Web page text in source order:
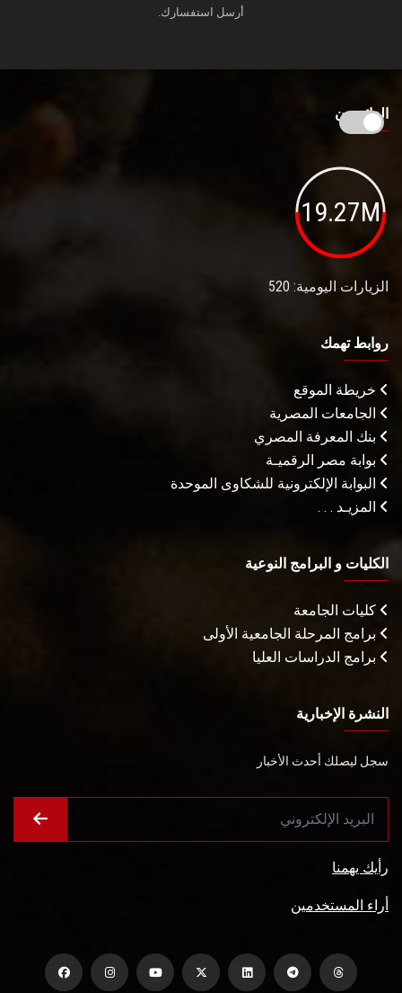
أرسل استفسارك.
الزائـرون
19.27M
الزيارات اليومية: 520
روابط تهمك
خريطة الموقع
الجامعات المصرية
بنك المعرفة المصري
بوابة مصر الرقميـة
البوابة الإلكترونية للشكاوى الموحدة
المزيـد . . .
الكليات و البرامج النوعية
كليات الجامعة
برامج المرحلة الجامعية الأولى
برامج الدراسات العليا
النشرة الإخبارية
سجل ليصلك أحدث الأخبار
رأيك يهمنا
أراء المستخدمين